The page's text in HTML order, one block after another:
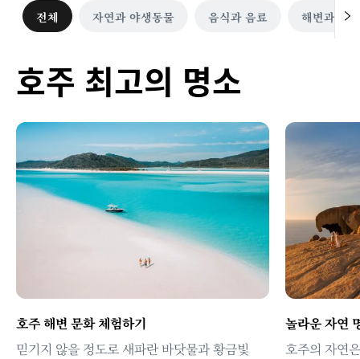
전체 자연과 야생동물 음식과 음료 해변과 섬
호주 최고의 명소
호주 해변 문화 체험하기
믿기지 않을 정도로 새파란 바닷물과 황금빛
놀라운 자연
호주의 자연